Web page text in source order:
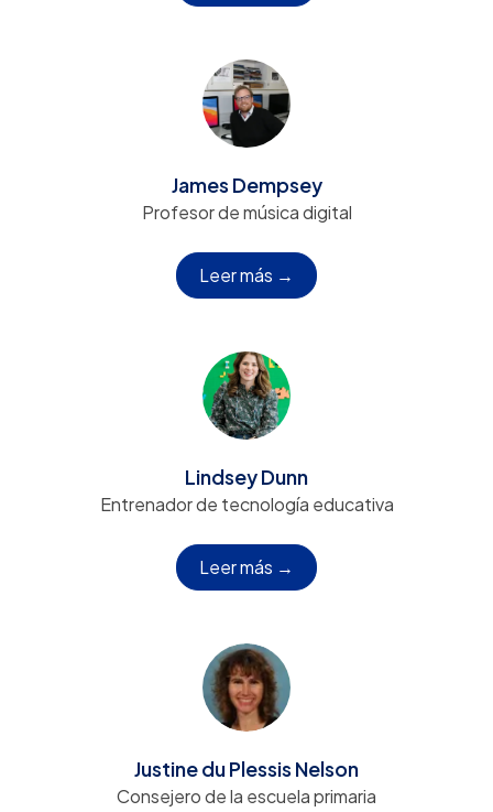
James Dempsey
Profesor de música digital
Leer más →
Lindsey Dunn
Entrenador de tecnología educativa
Leer más →
Justine du Plessis Nelson
Consejero de la escuela primaria